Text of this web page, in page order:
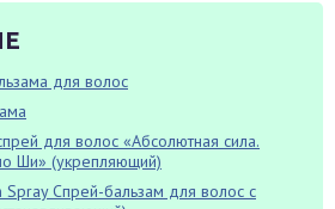
для волос
для волос «Абсолютная сила.
Ши» (укрепляющий)
Spray Спрей-бальзам для волос с